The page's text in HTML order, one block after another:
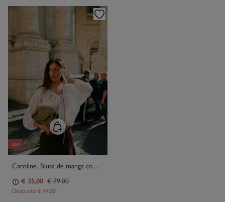
-56%
Caroline. Blusa de manga comprida
€ 35,00 € 79,00
Desconto € 44,00